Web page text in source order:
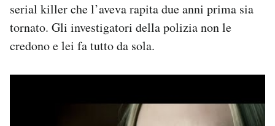
serial killer che l’aveva rapita due anni prima sia
tornato. Gli investigatori della polizia non le
credono e lei fa tutto da sola.